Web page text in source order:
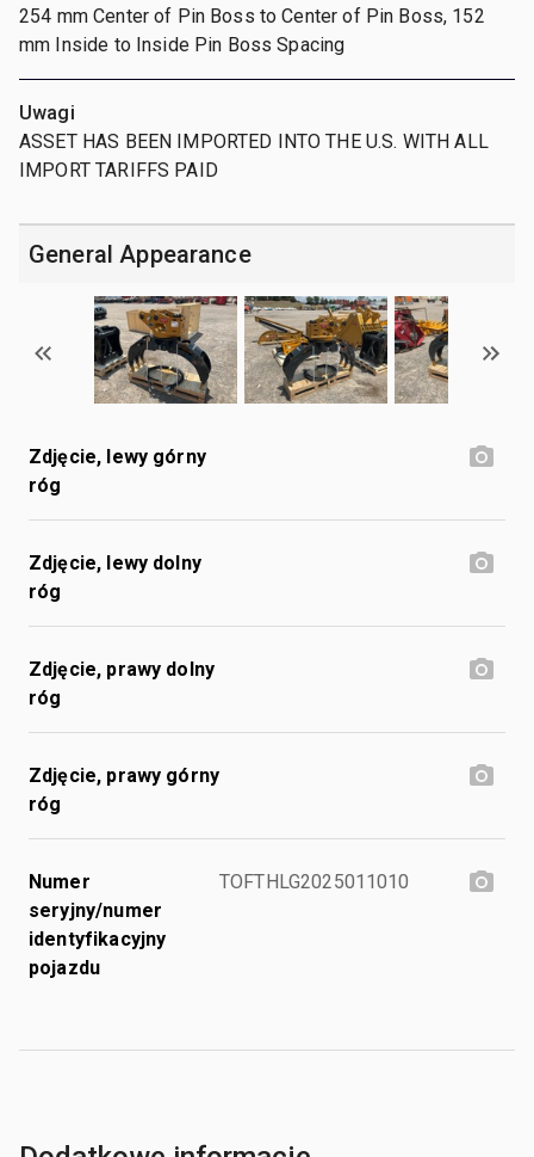
254 mm Center of Pin Boss to Center of Pin Boss, 152
mm Inside to Inside Pin Boss Spacing
Uwagi
ASSET HAS BEEN IMPORTED INTO THE U.S. WITH ALL
IMPORT TARIFFS PAID
General Appearance
Zdjęcie, lewy górny
róg
Zdjęcie, lewy dolny
róg
Zdjęcie, prawy dolny
róg
Zdjęcie, prawy górny
róg
Numer
seryjny/numer
identyfikacyjny
pojazdu
TOFTHLG2025011010